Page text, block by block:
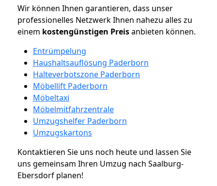
Wir können Ihnen garantieren, dass unser
professionelles Netzwerk Ihnen nahezu alles zu
einem kostengünstigen Preisanbieten können.
Entrümpelung
Haushaltsauflösung Paderborn
Halteverbotszone Paderborn
Möbellift Paderborn
Möbeltaxi
Möbelmitfahrzentrale
Umzugshelfer Paderborn
Umzugskartons
Kontaktieren Sie uns noch heute und lassen Sie
uns gemeinsam Ihren Umzug nach Saalburg-
Ebersdorf planen!